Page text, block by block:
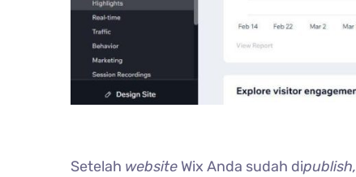
Setelah website Wix Anda sudah dipublish,